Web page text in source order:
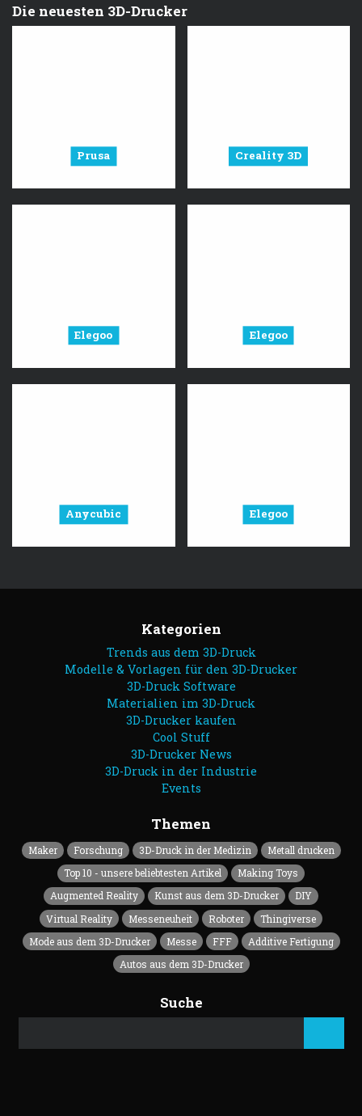
Die neuesten 3D-Drucker
Prusa Creality 3D
Elegoo Elegoo
Anycubic Elegoo
Kategorien
Trends aus dem 3D-Druck
Modelle & Vorlagen für den 3D-Drucker
3D-Druck Software
Materialien im 3D-Druck
3D-Drucker kaufen
Cool Stuff
3D-Drucker News
3D-Druck in der Industrie
Events
Themen
Maker Forschung 3D-Druck in der Medizin
Metall drucken
Top 10 - unsere beliebtesten Artikel
Making Toys
Augmented Reality
Kunst aus dem 3D-Drucker
DIY
Virtual Reality
Messeneuheit Roboter
Thingiverse
Mode aus dem 3D-Drucker
Messe FFF
Additive Fertigung
Autos aus dem 3D-Drucker
Suche